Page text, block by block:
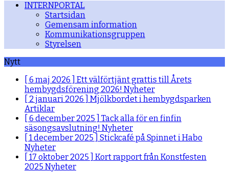
INTERNPORTAL
Startsidan
Gemensam information
Kommunikationsgruppen
Styrelsen
Nytt
[ 6 maj 2026 ] Ett välförtjänt grattis till Årets
hembygdsförening 2026! Nyheter
[ 2 januari 2026 ] Mjölkbordet i hembygdsparken
Artiklar
[ 6 december 2025 ] Tack alla för en finfin
säsongsavslutning! Nyheter
[ 1 december 2025 ] Stickcafé på Spinnet i Habo
Nyheter
[ 17 oktober 2025 ] Kort rapport från Konstfesten
2025 Nyheter